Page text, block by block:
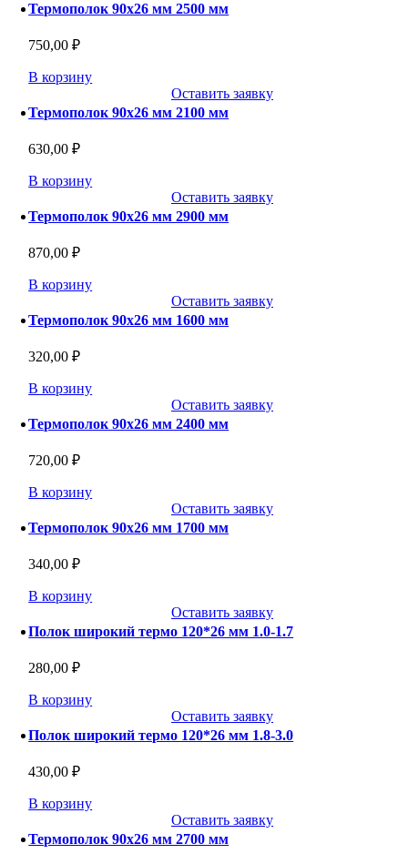
Термополок 90х26 мм 2500 мм
750,00₽
В корзину
Оставить заявку
Термополок 90х26 мм 2100 мм
630,00₽
В корзину
Оставить заявку
Термополок 90х26 мм 2900 мм
870,00₽
В корзину
Оставить заявку
Термополок 90х26 мм 1600 мм
320,00₽
В корзину
Оставить заявку
Термополок 90х26 мм 2400 мм
720,00₽
В корзину
Оставить заявку
Термополок 90х26 мм 1700 мм
340,00₽
В корзину
Оставить заявку
Полок широкий термо 120*26 мм 1.0-1.7
280,00₽
В корзину
Оставить заявку
Полок широкий термо 120*26 мм 1.8-3.0
430,00₽
В корзину
Оставить заявку
Термополок 90х26 мм 2700 мм